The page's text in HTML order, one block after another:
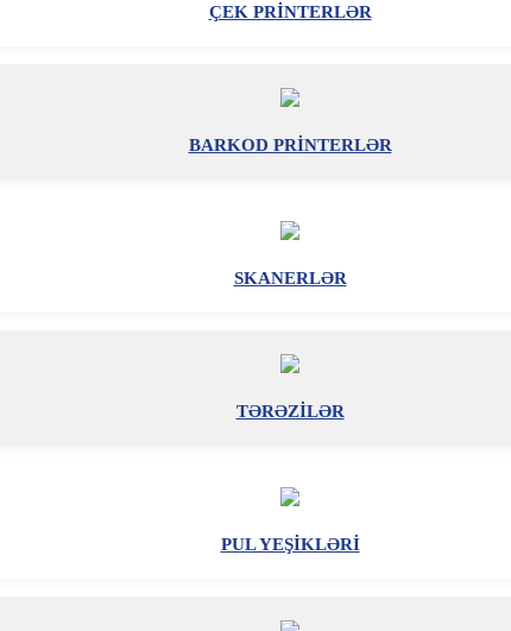
ÇEK PRİNTERLƏR
BARKOD PRİNTERLƏR
SKANERLƏR
TƏRƏZİLƏR
PUL YEŞİKLƏRİ